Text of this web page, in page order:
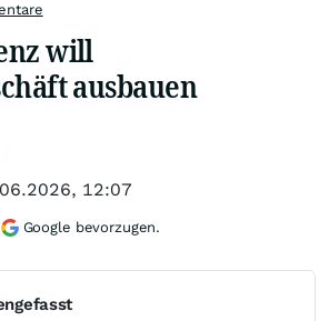
will
ausbauen
12:07
Google bevorzugen.